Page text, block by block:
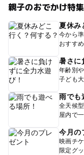
親子のおでかけ特
夏休み
今から
おすす
暑さに
年齢別
子ども
雨でも
全天候
屋内で
今月の
映画チ
限定グ